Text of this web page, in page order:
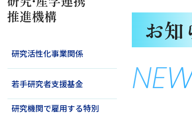
研究活性化事業関係
若手研究者支援基金
研究機関で雇用する特別
お知